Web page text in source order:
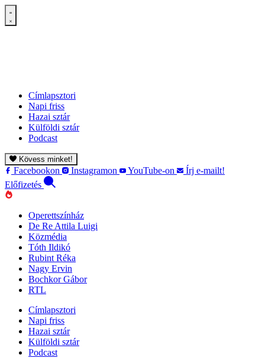
Címlapsztori
Napi friss
Hazai sztár
Külföldi sztár
Podcast
Kövess minket!
Facebookon Instagramon YouTube-on
Írj e-mailt!
Előfizetés
Operettszínház
De Re Attila Luigi
Közmédia
Tóth Ildikó
Rubint Réka
Nagy Ervin
Bochkor Gábor
RTL
Címlapsztori
Napi friss
Hazai sztár
Külföldi sztár
Podcast